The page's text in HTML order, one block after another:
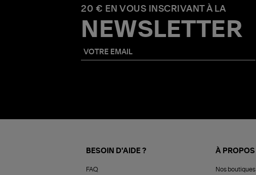
20 € EN VOUS INSCRIVANT À LA
NEWSLETTER
BESOIN D'AIDE ?
FAQ
À PROPOS
Nos boutiques